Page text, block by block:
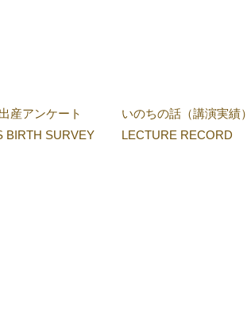
産アンケート
BIRTH SURVEY
いのちの話（講演実績）
LECTURE RECORD